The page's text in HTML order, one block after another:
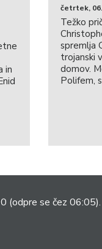
in
četrtek, 06.
Težko
spremlja
trojanski
domov.
Polifem,
(odpre se čez 06:05).